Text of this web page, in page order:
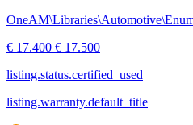
€ 17.400 € 17.500
listing.status.certified_used
listing.warranty.default_title